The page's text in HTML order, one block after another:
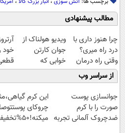
مطالب پیشنهادی
چرا هنوز داری با
درد راه میری؟
وقتی راه درمان
جلو پاته!
ویدیو هولناک از
جوان کارتن
خوابی که
میلیاردر شد.
آموزش رایگان
خود
کنید!
از سراسر وب
جوانسازی پوست
صورت را با کرم
ضدچروک آلمانی تجربه
این کرم
چروکای
میکنه!50%تخفیف